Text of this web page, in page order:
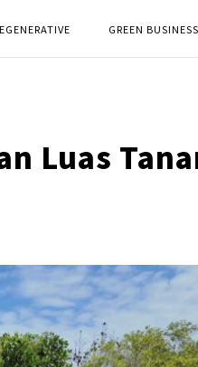
GREEN BUSINESS
Luas